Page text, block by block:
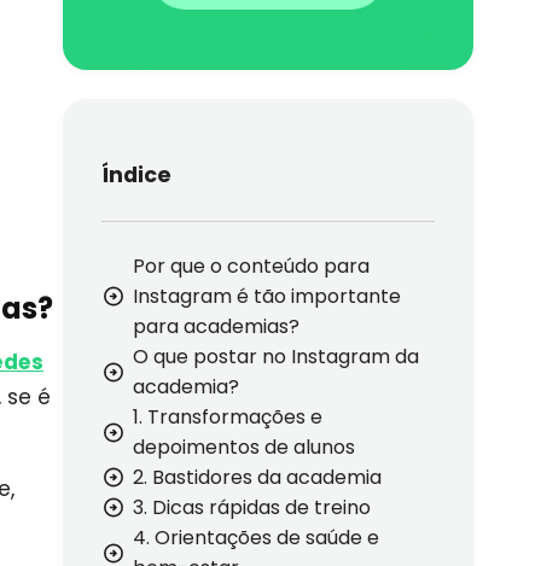
é
Índice
Por que o conteúdo para
Instagram é tão importante
para academias?
O que postar no Instagram da
academia?
1. Transformações e
depoimentos de alunos
2. Bastidores da academia
3. Dicas rápidas de treino
4. Orientações de saúde e